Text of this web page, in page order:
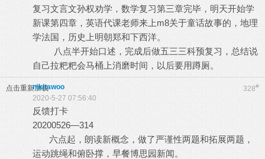
复习文言文孙权劝学，数学复习第三章完毕，明天开始学
新课第四章，英语代课老师来上m8关于童话故事的，地理
学法国，历史上明朝郑和下西洋。
八点半开始口述，完成后做五三三科预复习，总结说
自己拉粑粑会马桶上消磨时间，以后要用蹲厕。
点击重新加载 328#
nikitawoo
2020-5-27 07:56:40
反馈打卡
20200526—314
六点起，朗读新概念，做了严谨性两题和拓展两题，
运动跳绳和俯卧撑，早餐博思园新闻。